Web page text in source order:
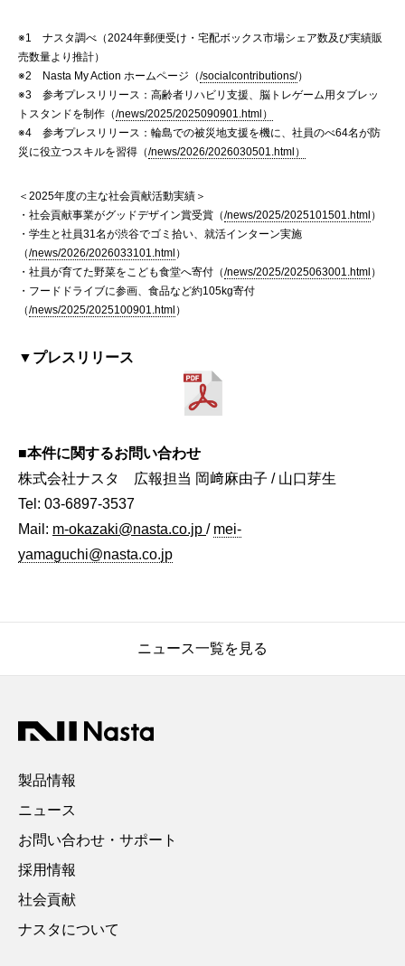
※1 ナスタ調べ（2024年郵便受け・宅配ボックス市場シェア数及び実績販
売数量より推計）
※2 Nasta My Action ホームページ（/socialcontributions/）
※3 参考プレスリリース：高齢者リハビリ支援、脳トレゲーム用タブレッ
トスタンドを制作（/news/2025/2025090901.html）
※4 参考プレスリリース：輪島での被災地支援を機に、社員のべ64名が防
災に役立つスキルを習得（/news/2026/2026030501.html）
＜2025年度の主な社会貢献活動実績＞
・社会貢献事業がグッドデザイン賞受賞（/news/2025/2025101501.html ）
・学生と社員31名が渋谷でゴミ拾い、就活インターン実施
（/news/2026/2026033101.html ）
・社員が育てた野菜をこども食堂へ寄付（/news/2025/2025063001.html ）
・フードドライブに参画、食品など約105kg寄付
（/news/2025/2025100901.html ）
▼プレスリリース
■本件に関するお問い合わせ
株式会社ナスタ 広報担当 岡﨑麻由子 / 山口芽生
Tel: 03-6897-3537
Mail: m-okazaki@nasta.co.jp / mei-
yamaguchi@nasta.co.jp
ニュース一覧を見る
製品情報
ニュース
お問い合わせ・サポート
採用情報
社会貢献
ナスタについて